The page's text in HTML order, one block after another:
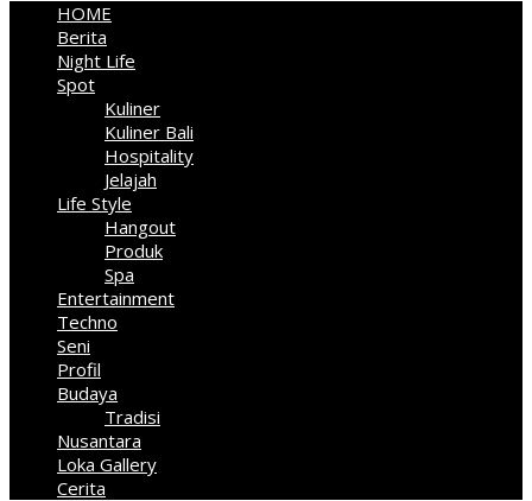
HOME
Berita
Night Life
Spot
Kuliner
Kuliner Bali
Hospitality
Jelajah
Life Style
Hangout
Produk
Spa
Entertainment
Techno
Seni
Profil
Budaya
Tradisi
Nusantara
Loka Gallery
Cerita